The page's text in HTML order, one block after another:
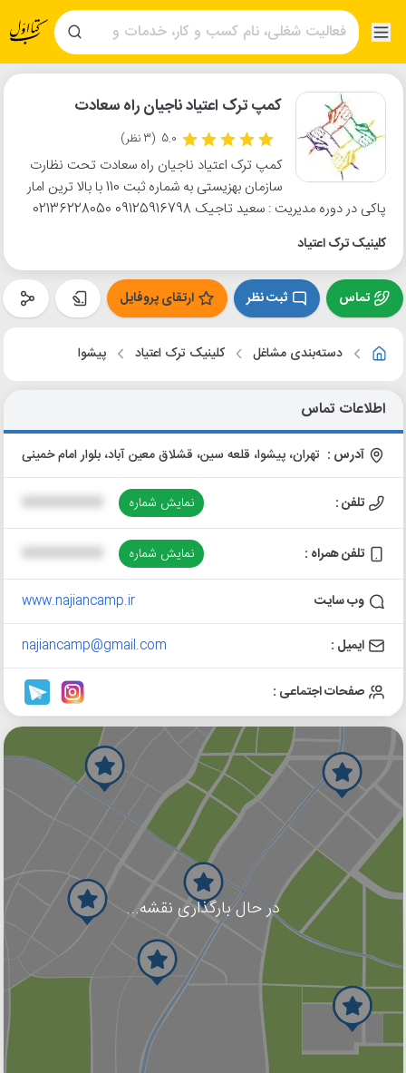
کمپ ترک اعتیاد ناجیان راه سعادت
5.0 (3 نظر)
کمپ ترک اعتیاد ناجیان راه سعادت تحت نظارت
سازمان بهزیستی به شماره ثبت 110 با بالا ترین امار
پاکی در دوره مدیریت : سعید تاجیک 09125916798 02136228050
کلینیک ترک اعتیاد
تماس ثبت نظر ارتقای پروفایل
دسته‌بندی مشاغل کلینیک ترک اعتیاد پیشوا
اطلاعات تماس
آدرس : تهران، پیشوا، قلعه سین، قشلاق معین آباد، بلوار امام خمینی
تلفن : نمایش شماره
تلفن همراه : نمایش شماره
وب سایت www.najiancamp.ir
ایمیل : najiancamp@gmail.com
صفحات اجتماعی :
در حال بارگذاری نقشه...
گوگل